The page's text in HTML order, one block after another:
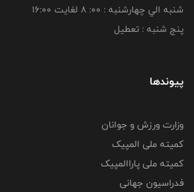
شنبه الي چهارشنبه : 00: 8 لغايت 16:00
پنج شنبه : تعطیل
پیوندها
وزارت ورزش و جوانان
کمیته ملی المپیک
کمیته ملی پاراالمپیک
فدراسیون جهانی